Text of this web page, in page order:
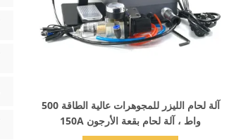
آلة لحام الليزر للمجوهرات عالية الطاقة 500
واط ، آلة لحام بقعة الأرجون 150A